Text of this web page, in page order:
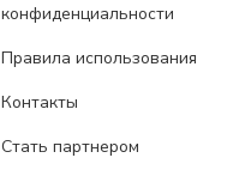
конфиденциальности
Правила использования
Контакты
Стать партнером